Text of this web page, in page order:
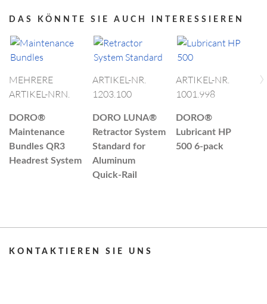
DAS KÖNNTE SIE AUCH INTERESSIEREN
MEHRERE
ARTIKEL-NRN.
DORO®
Maintenance
Bundles QR3
Headrest System
ARTIKEL-NR.
1203.100
DORO LUNA®
Retractor System
Standard for
Aluminum
Quick-Rail
ARTIKEL-NR.
1001.998
DORO®
Lubricant HP
500 6-pack
›
KON­TAK­TIE­REN SIE UNS